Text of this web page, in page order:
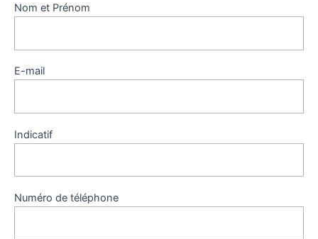
Nom et Prénom
E-mail
Indicatif
Numéro de téléphone